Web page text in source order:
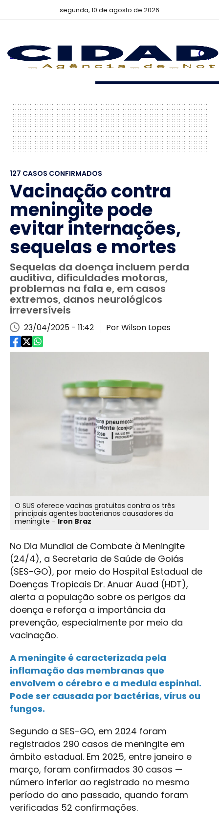
segunda, 10 de agosto de 2026
127 CASOS CONFIRMADOS
Vacinação contra
meningite pode
evitar internações,
sequelas e mortes
Sequelas da doença incluem perda
auditiva, dificuldades motoras,
problemas na fala e, em casos
extremos, danos neurológicos
irreversíveis
23/04/2025 - 11:42 Por Wilson Lopes
O SUS oferece vacinas gratuitas contra os três
principais agentes bacterianos causadores da
meningite -Iron Braz
No Dia Mundial de Combate à Meningite
(24/4), a Secretaria de Saúde de Goiás
(SES-GO), por meio do Hospital Estadual de
Doenças Tropicais Dr. Anuar Auad (HDT),
alerta a população sobre os perigos da
doença e reforça a importância da
prevenção, especialmente por meio da
vacinação.
A meningite é caracterizada pela
inflamação das membranas que
envolvem o cérebro e a medula espinhal.
Pode ser causada por bactérias, vírus ou
fungos.
Segundo a SES-GO, em 2024 foram
registrados 290 casos de meningite em
âmbito estadual. Em 2025, entre janeiro e
março, foram confirmados 30 casos —
número inferior ao registrado no mesmo
período do ano passado, quando foram
verificadas 52 confirmações.